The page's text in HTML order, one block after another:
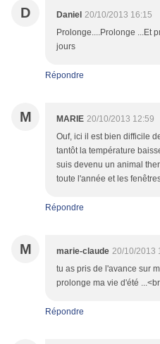
D Daniel 20/10/2013 16:15
Prolonge....Prolonge ...Et
jours
Répondre
M MARIE 20/10/2013 12:59
Ouf, ici il est bien difficile
tantôt la température
suis devenu un animal
toute l'année et les
Répondre
M marie-claude 20/10/2013
tu as pris de l'avance sur
prolonge ma vie d'été
Répondre